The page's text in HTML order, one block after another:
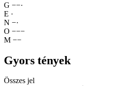
G −−·
E ·
N −·
O −−−
M −−
Gyors tények
Összes jel